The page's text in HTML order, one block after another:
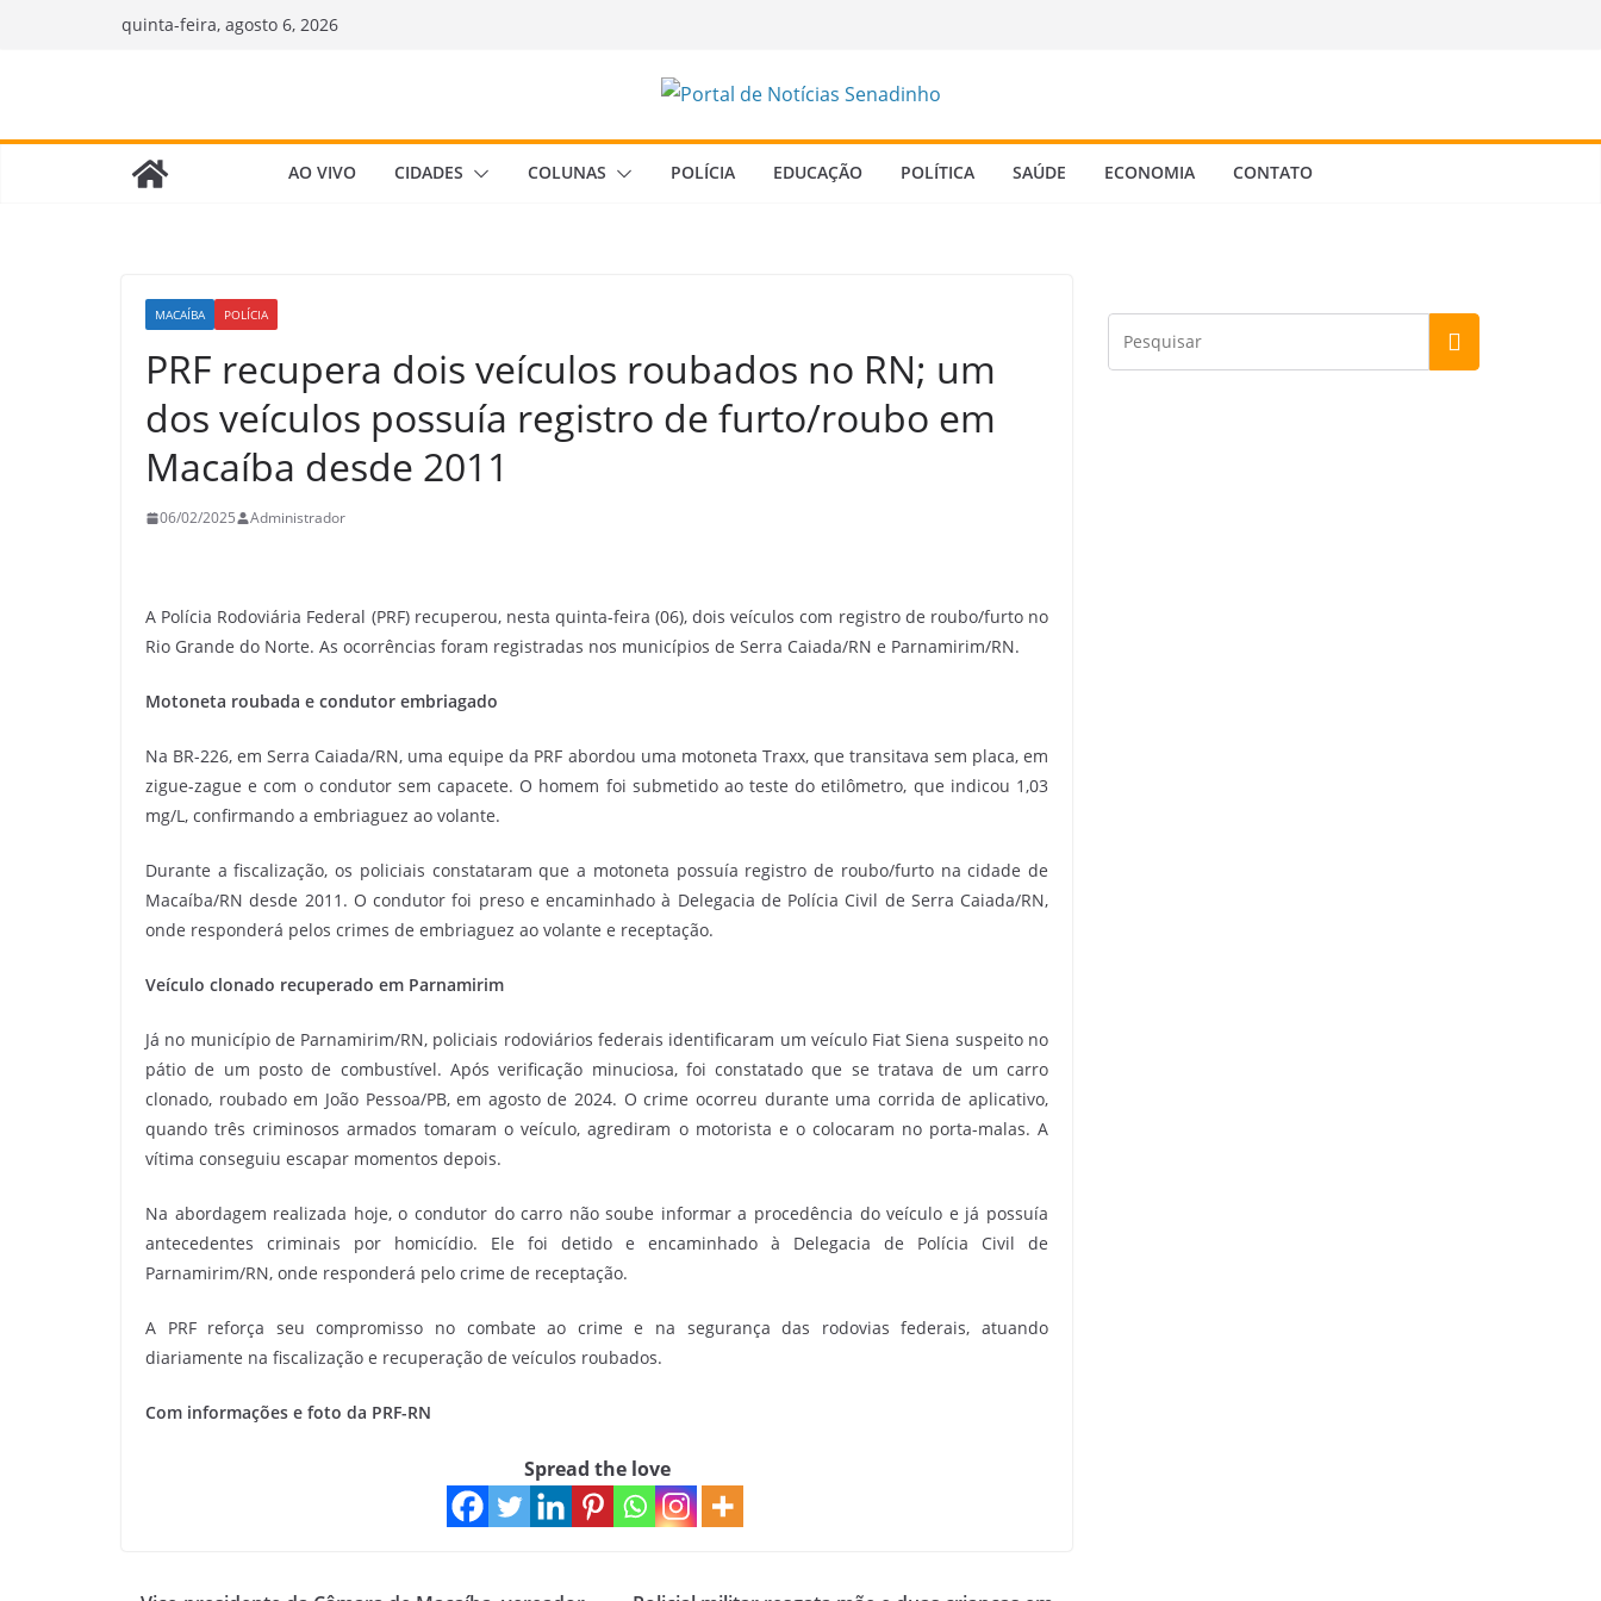
quinta-feira, agosto 6, 2026
AO VIVO CIDADES COLUNAS POLÍCIA EDUCAÇÃO POLÍTICA SAÚDE ECONOMIA CONTATO
MACAÍBA POLÍCIA
PRF recupera dois veículos roubados no RN; um
dos veículos possuía registro de furto/roubo em
Macaíba desde 2011
06/02/2025 Administrador
A Polícia Rodoviária Federal (PRF) recuperou, nesta quinta-feira (06), dois veículos com registro de roubo/furto no
Rio Grande do Norte. As ocorrências foram registradas nos municípios de Serra Caiada/RN e Parnamirim/RN.
Motoneta roubada e condutor embriagado
Na BR-226, em Serra Caiada/RN, uma equipe da PRF abordou uma motoneta Traxx, que transitava sem placa, em
zigue-zague e com o condutor sem capacete. O homem foi submetido ao teste do etilômetro, que indicou 1,03
mg/L, confirmando a embriaguez ao volante.
Durante a fiscalização, os policiais constataram que a motoneta possuía registro de roubo/furto na cidade de
Macaíba/RN desde 2011. O condutor foi preso e encaminhado à Delegacia de Polícia Civil de Serra Caiada/RN,
onde responderá pelos crimes de embriaguez ao volante e receptação.
Veículo clonado recuperado em Parnamirim
Já no município de Parnamirim/RN, policiais rodoviários federais identificaram um veículo Fiat Siena suspeito no
pátio de um posto de combustível. Após verificação minuciosa, foi constatado que se tratava de um carro
clonado, roubado em João Pessoa/PB, em agosto de 2024. O crime ocorreu durante uma corrida de aplicativo,
quando três criminosos armados tomaram o veículo, agrediram o motorista e o colocaram no porta-malas. A
vítima conseguiu escapar momentos depois.
Na abordagem realizada hoje, o condutor do carro não soube informar a procedência do veículo e já possuía
antecedentes criminais por homicídio. Ele foi detido e encaminhado à Delegacia de Polícia Civil de
Parnamirim/RN, onde responderá pelo crime de receptação.
A PRF reforça seu compromisso no combate ao crime e na segurança das rodovias federais, atuando
diariamente na fiscalização e recuperação de veículos roubados.
Com informações e foto da PRF-RN
Spread the love